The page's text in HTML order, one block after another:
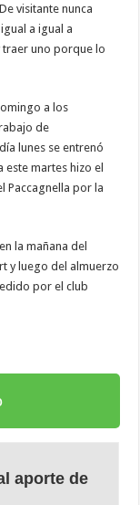
visitante nunca
a igual a
uno porque lo
a los
de
lunes se entrenó
martes hizo el
Paccagnella por la
la mañana del
y luego del almuerzo
por el club
aporte de